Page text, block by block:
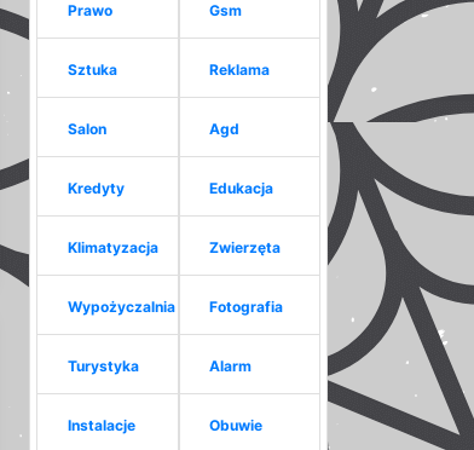
Prawo
Sztuka
Salon
Kredyty
Klimatyzacja
Wypożyczalnia
Turystyka
Instalacje
Gsm
Reklama
Agd
Edukacja
Zwierzęta
Fotografia
Alarm
Obuwie